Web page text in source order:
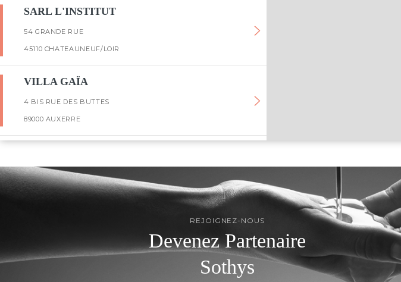
SARL L'INSTITUT
54 GRANDE RUE
45110 CHATEAUNEUF/LOIR
VILLA GAÏA
4 BIS RUE DES BUTTES
89000 AUXERRE
E-SHOP
25 IMPASSE DE LA POSTE
79180 CHAURAY
49700 DOUE LA FONTAINE
REJOIGNEZ-NOUS
Devenez Partenaire
Sothys